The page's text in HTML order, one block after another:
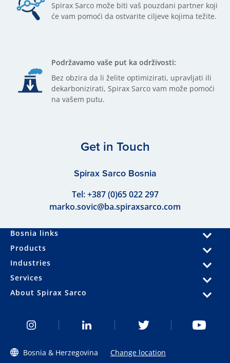
Spirax Sarco može biti vaš pouzdani partner koji
će vam pomoći da ostvarite ciljeve kojima težite.
Podržavamo vaše put ka održivosti:
Bez obzira da li želite optimizirati, upravljati ili
dekarbonizirati, Spirax Sarco vam može pomoći
na vašem putu.
Get in Touch
Spirax Sarco Bosnia
Tel:+387 (0)65 022 297
marko.sovic@ba.spiraxsarco.com
Bosnia links
Products
Industries
Services
About Spirax Sarco
Bosnia & Herzegovina Change location